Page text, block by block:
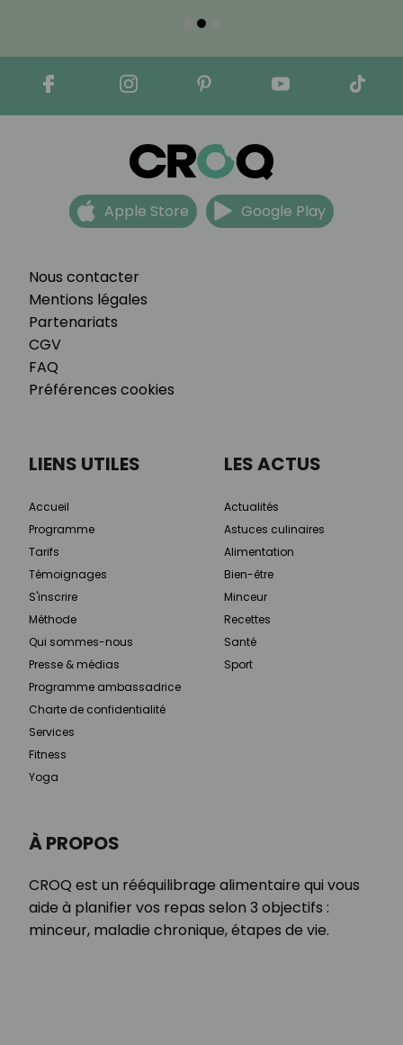
Nous contacter
Mentions légales
Partenariats
CGV
FAQ
Préférences cookies
Apple Store Google Play
À PROPOS
CROQ est un rééquilibrage alimentaire qui vous
aide à planifier vos repas selon 3 objectifs :
minceur, maladie chronique, étapes de vie.
LIENS UTILES
Accueil
Programme
Tarifs
Témoignages
S'inscrire
Méthode
Qui sommes-nous
Presse & médias
Programme ambassadrice
Charte de confidentialité
Services
Fitness
Yoga
LES ACTUS
Actualités
Astuces culinaires
Alimentation
Bien-être
Minceur
Recettes
Santé
Sport